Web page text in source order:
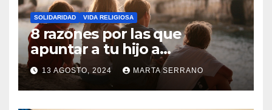
A
R
I
O
S
A
Y
SOLIDARIDAD VIDA RELIGIOSA
8 razones por las que
apuntar a tu hijo a
Catequesis
13 AGOSTO, 2024 MARTA SERRANO
N
O